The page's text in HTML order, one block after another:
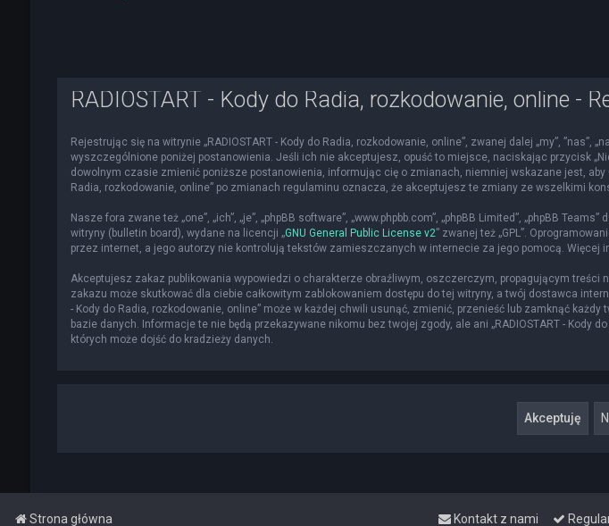
RADIOSTART - Kody do Radia, rozkodowanie, online -
Rejestrując się na witrynie „RADIOSTART - Kody do Radia, rozkodowanie, online”, zwanej dalej „my”, ”nas”,
wyszczególnione poniżej postanowienia. Jeśli ich nie akceptujesz, opuść to miejsce, naciskając przycisk
dowolnym czasie zmienić poniższe postanowienia, informując cię o zmianach, niemniej wskazane jest,
Radia, rozkodowanie, online” po zmianach regulaminu oznacza, że akceptujesz te zmiany ze wszelkimi
Nasze fora zwane też „one”, „ich”, „je”, „phpBB software”, „www.phpbb.com”, „phpBB Limited”, „phpBB
witryny (bulletin board), wydane na licencji „GNU General Public License v2” zwanej też „GPL”.
przez internet, a jego autorzy nie kontrolują tekstów zamieszczanych w internecie za jego pomocą. Więcej
Akceptujesz zakaz publikowania wypowiedzi o charakterze obraźliwym, oszczerczym, propagującym
zakazu może skutkować dla ciebie całkowitym zablokowaniem dostępu do tej witryny, a twój dostawca
- Kody do Radia, rozkodowanie, online” może w każdej chwili usunąć, zmienić, przenieść lub zamknąć
bazie danych. Informacje te nie będą przekazywane nikomu bez twojej zgody, ale ani „RADIOSTART -
których może dojść do kradzieży danych.
Strona główna Kontakt z nami